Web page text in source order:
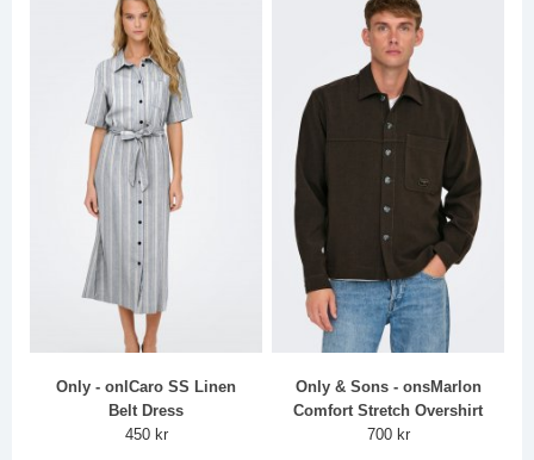
Only - onlCaro SS Linen
Belt Dress
450 kr
Only & Sons - onsMarlon
Comfort Stretch Overshirt
700 kr